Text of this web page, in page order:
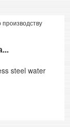
steel water